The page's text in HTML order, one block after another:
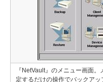
『NetVault』のメニュー画面
定するだけの操作でバックアッ